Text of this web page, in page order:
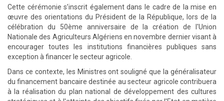
Cette cérémonie s’inscrit également dans le cadre de la mise en
œuvre des orientations du Président de la République, lors de la
célébration du 50ème anniversaire de la création de l'Union
Nationale des Agriculteurs Algériens en novembre dernier visant à
encourager toutes les institutions financières publiques sans
exception à financer le secteur agricole.
Dans ce contexte, les Ministres ont souligné que la généralisateur
du financement bancaire destinée au secteur agricole contribuera
à la réalisation du plan national de développement des cultures